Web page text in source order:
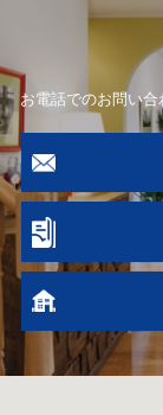
お電話でのお問い